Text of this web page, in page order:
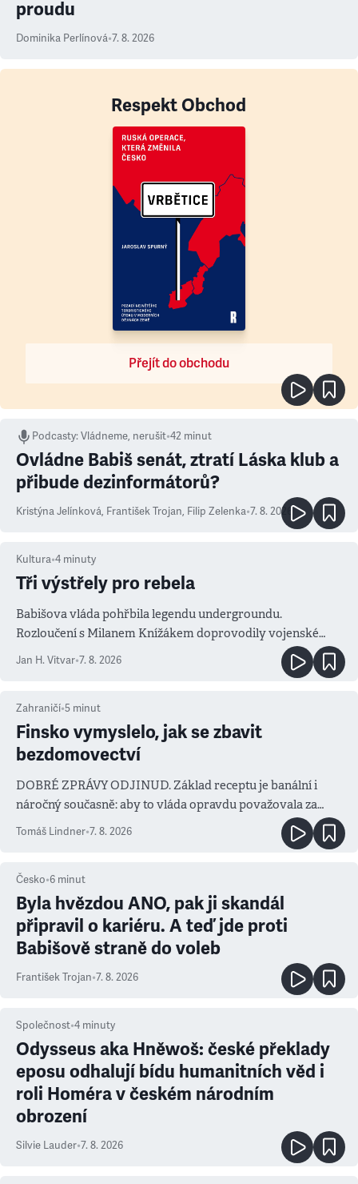
proudu
Dominika Perlínová•7. 8. 2026
Respekt Obchod
Přejít do obchodu
Podcasty:Vládneme, nerušit•42 minut
Ovládne Babiš senát, ztratí Láska klub a
přibude dezinformátorů?
Kristýna Jelínková, František Trojan, Filip Zelenka•7. 8. 2026
Kultura•4 minuty
Tři výstřely pro rebela
Babišova vláda pohřbila legendu undergroundu.
Rozloučení s Milanem Knížákem doprovodily vojenské
salvy i kritika pokrokářů
Jan H. Vitvar•7. 8. 2026
Zahraničí•5 minut
Finsko vymyslelo, jak se zbavit
bezdomovectví
DOBRÉ ZPRÁVY ODJINUD. Základ receptu je banální i
náročný současně: aby to vláda opravdu považovala za
prioritu
Tomáš Lindner•7. 8. 2026
Česko•6 minut
Byla hvězdou ANO, pak ji skandál
připravil o kariéru. A teď jde proti
Babišově straně do voleb
František Trojan•7. 8. 2026
Společnost•4 minuty
Odysseus aka Hněwoš: české překlady
eposu odhalují bídu humanitních věd i
roli Homéra v českém národním
obrození
Silvie Lauder•7. 8. 2026